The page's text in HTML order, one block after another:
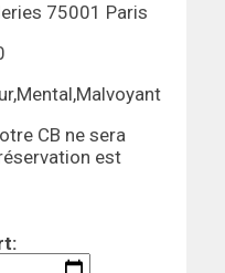
75001 Paris
CB ne sera
est